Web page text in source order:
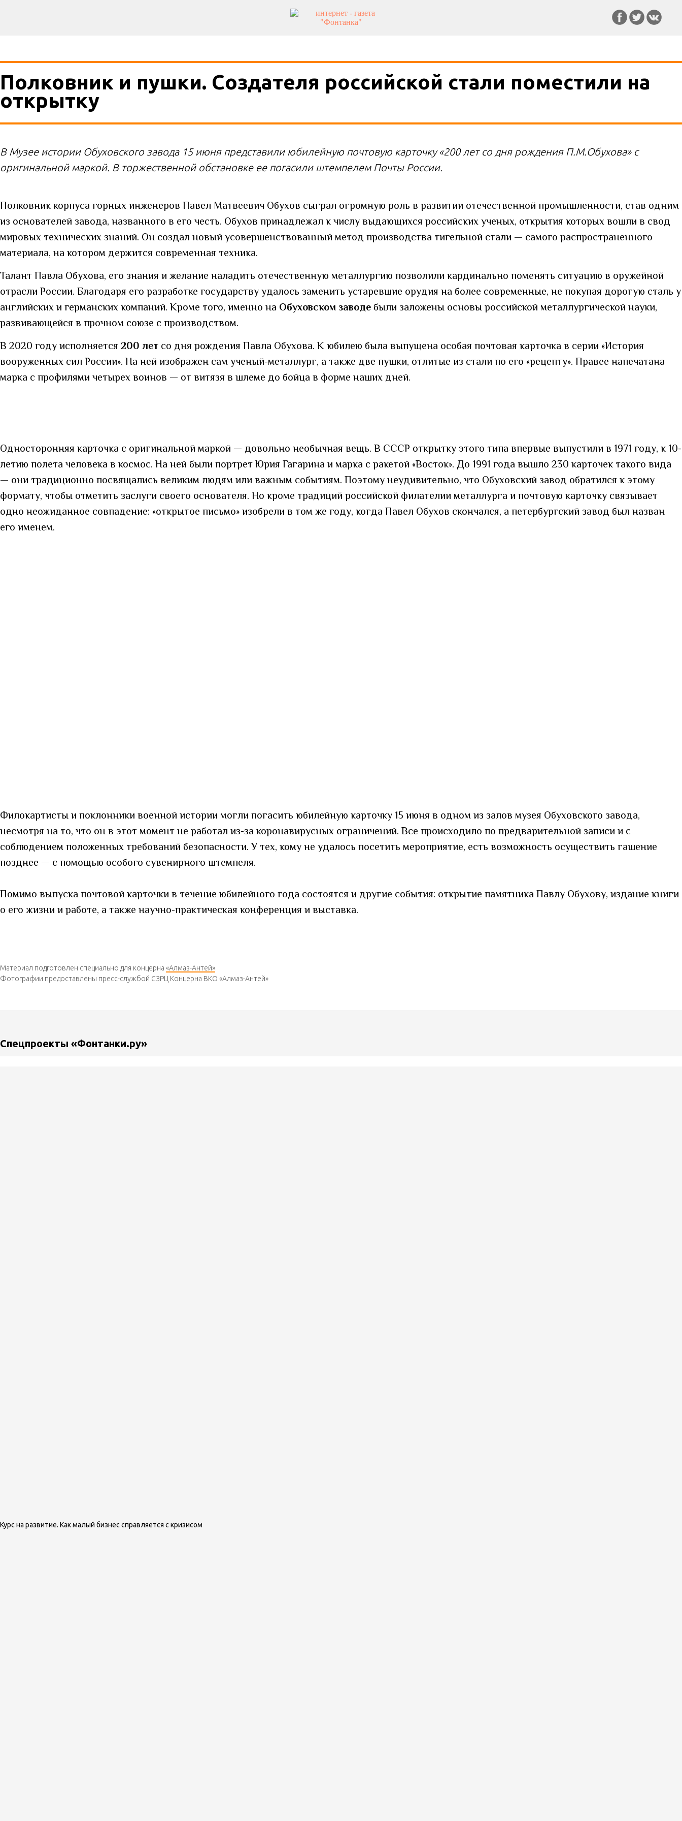
Полковник и пушки. Создателя российской стали поместили на
открытку
В Музее истории Обуховского завода 15 июня представили юбилейную почтовую карточку «200 лет со дня рождения П.М.Обухова» с
оригинальной маркой. В торжественной обстановке ее погасили штемпелем Почты России.
Полковник корпуса горных инженеров Павел Матвеевич Обухов сыграл огромную роль в развитии отечественной промышленности, став одним
из основателей завода, названного в его честь. Обухов принадлежал к числу выдающихся российских ученых, открытия которых вошли в свод
мировых технических знаний. Он создал новый усовершенствованный метод производства тигельной стали — самого распространенного
материала, на котором держится современная техника.
Талант Павла Обухова, его знания и желание наладить отечественную металлургию позволили кардинально поменять ситуацию в оружейной
отрасли России. Благодаря его разработке государству удалось заменить устаревшие орудия на более современные, не покупая дорогую сталь у
английских и германских компаний. Кроме того, именно на Обуховском заводе были заложены основы российской металлургической науки,
развивающейся в прочном союзе с производством.
В 2020 году исполняется 200 лет со дня рождения Павла Обухова. К юбилею была выпущена особая почтовая карточка в серии «История
вооруженных сил России». На ней изображен сам ученый-металлург, а также две пушки, отлитые из стали по его «рецепту». Правее напечатана
марка с профилями четырех воинов — от витязя в шлеме до бойца в форме наших дней.
Односторонняя карточка с оригинальной маркой — довольно необычная вещь. В СССР открытку этого типа впервые выпустили в 1971 году, к 10-
летию полета человека в космос. На ней были портрет Юрия Гагарина и марка с ракетой «Восток». До 1991 года вышло 230 карточек такого вида
— они традиционно посвящались великим людям или важным событиям. Поэтому неудивительно, что Обуховский завод обратился к этому
формату, чтобы отметить заслуги своего основателя. Но кроме традиций российской филателии металлурга и почтовую карточку связывает
одно неожиданное совпадение: «открытое письмо» изобрели в том же году, когда Павел Обухов скончался, а петербургский завод был назван
его именем.
Филокартисты и поклонники военной истории могли погасить юбилейную карточку 15 июня в одном из залов музея Обуховского завода,
несмотря на то, что он в этот момент не работал из-за коронавирусных ограничений. Все происходило по предварительной записи и с
соблюдением положенных требований безопасности. У тех, кому не удалось посетить мероприятие, есть возможность осуществить гашение
позднее — с помощью особого сувенирного штемпеля.
Помимо выпуска почтовой карточки в течение юбилейного года состоятся и другие события: открытие памятника Павлу Обухову, издание книги
о его жизни и работе, а также научно-практическая конференция и выставка.
Материал подготовлен специально для концерна «Алмаз-Антей»
Фотографии предоставлены пресс-службой СЗРЦ Концерна ВКО «Алмаз-Антей»
Спецпроекты «Фонтанки.ру»
Курс на развитие. Как малый бизнес справляется с кризисом